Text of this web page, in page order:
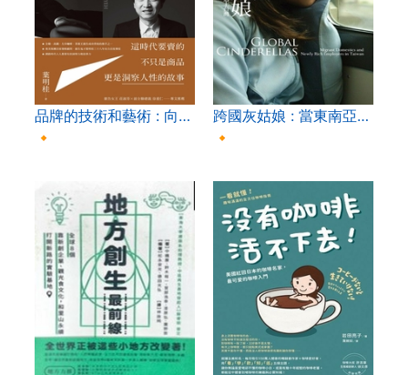
品牌的技術和藝術 : 向…
🔸
跨國灰姑娘 : 當東南亞…
🔸